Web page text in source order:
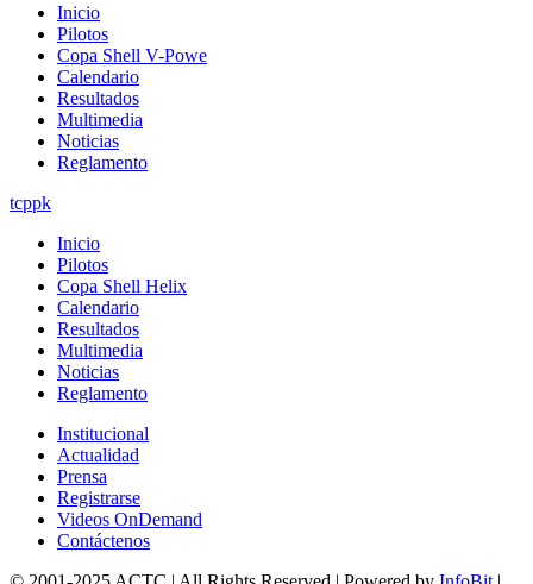
Inicio
Pilotos
Copa Shell V-Powe
Calendario
Resultados
Multimedia
Noticias
Reglamento
tcppk
Inicio
Pilotos
Copa Shell Helix
Calendario
Resultados
Multimedia
Noticias
Reglamento
Institucional
Actualidad
Prensa
Registrarse
Videos OnDemand
Contáctenos